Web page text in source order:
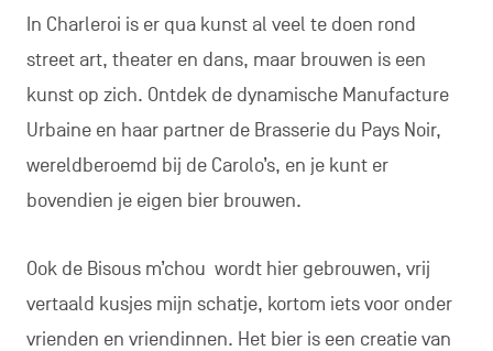
In Charleroi is er qua kunst al veel te doen rond
street art, theater en dans, maar brouwen is een
kunst op zich. Ontdek de dynamische Manufacture
Urbaine en haar partner de Brasserie du Pays Noir,
wereldberoemd bij de Carolo’s, en je kunt er
bovendien je eigen bier brouwen.
Ook de Bisous m’chou wordt hier gebrouwen, vrij
vertaald kusjes mijn schatje, kortom iets voor onder
vrienden en vriendinnen. Het bier is een creatie van